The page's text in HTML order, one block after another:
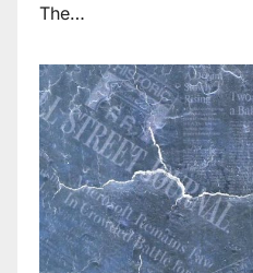
The…